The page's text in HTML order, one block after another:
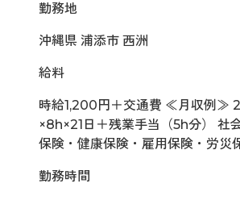
勤務地
沖縄県 浦添市 西洲
給料
時給1,200円＋交通費 ≪月収例≫
×8h×21日＋残業手当（5h分） 社
保険・健康保険・雇用保険・労災
勤務時間